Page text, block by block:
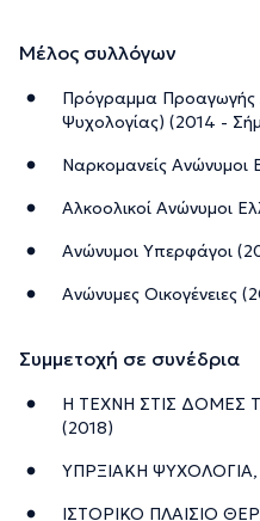
Μέλος συλλόγων
Πρόγραμμα Προαγωγής
Ψυχολογίας) (2014 -
Ναρκομανείς
Αλκοολικοί Ανώνυμοι
Ανώνυμοι Υπερφάγοι
Ανώνυμες Οικογένειες
Συμμετοχή σε συνέδρια
Η ΤΕΧΝΗ ΣΤΙΣ ΔΟΜΕΣ
(2018)
ΥΠΡΞΙΑΚΗ ΨΥΧΟΛΟΓΙΑ,
ΙΣΤΟΡΙΚΟ ΠΛΑΙΣΙΟ